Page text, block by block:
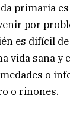
primaria
por
es difícil
vida sana y
o
o riñones.